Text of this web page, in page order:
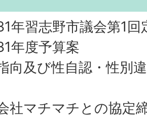
年習志野市議会第1回
年度予算案
向及び性自認・性別
社マチマチとの協定